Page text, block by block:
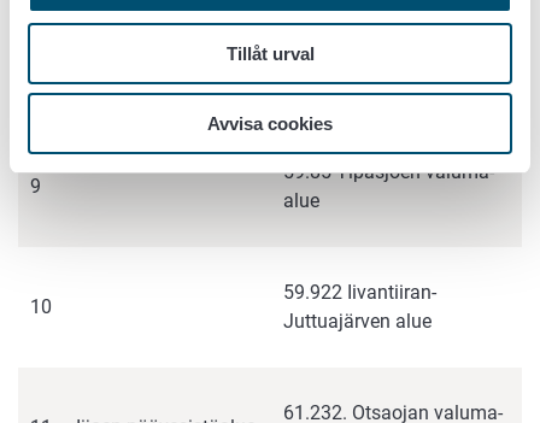
Tillåt urval
Avvisa cookies
päävesistöalue
59.35 Kivesjärven valuma-
alue
9
59.85 Tipasjoen valuma-
alue
10
59.922 Iivantiiran-
Juttuajärven alue
61.232. Otsaojan valuma-